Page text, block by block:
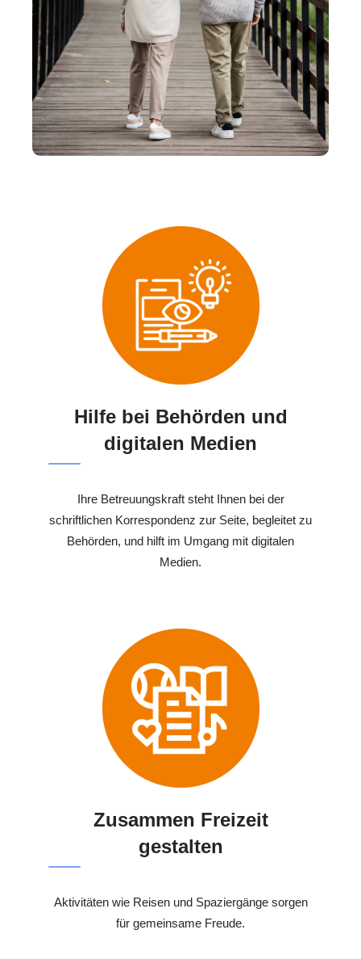
Hilfe bei Behörden und
digitalen Medien
Ihre Betreuungskraft steht Ihnen bei der
schriftlichen Korrespondenz zur Seite, begleitet zu
Behörden, und hilft im Umgang mit digitalen
Medien.
Zusammen Freizeit
gestalten
Aktivitäten wie Reisen und Spaziergänge sorgen
für gemeinsame Freude.